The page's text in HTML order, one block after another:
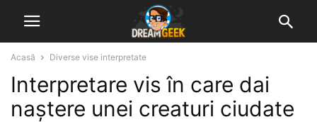
Acasă Diverse vise interpretate
Interpretare vis în care dai
naștere unei creaturi ciudate